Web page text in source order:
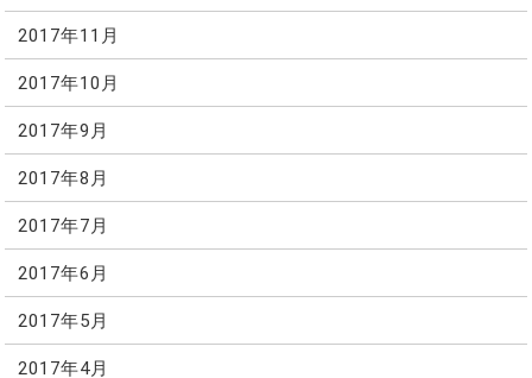
2017年11月
2017年10月
2017年9月
2017年8月
2017年7月
2017年6月
2017年5月
2017年4月